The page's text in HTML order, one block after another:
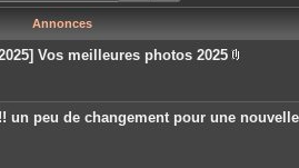
Annonces
Vos meilleures photos 2025
c
e
un peu de changement pour une nouvelle